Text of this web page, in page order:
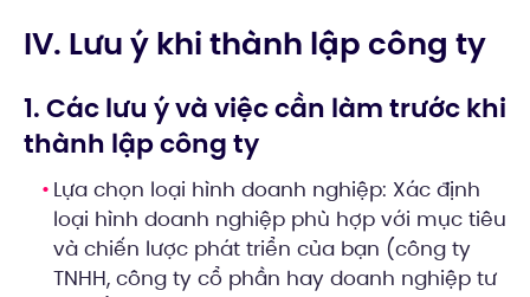
IV. Lưu ý khi thành lập công ty
1. Các lưu ý và việc cần làm trước khi
thành lập công ty
Lựa chọn loại hình doanh nghiệp: Xác định
loại hình doanh nghiệp phù hợp với mục tiêu
và chiến lược phát triển của bạn (công ty
TNHH, công ty cổ phần hay doanh nghiệp tư